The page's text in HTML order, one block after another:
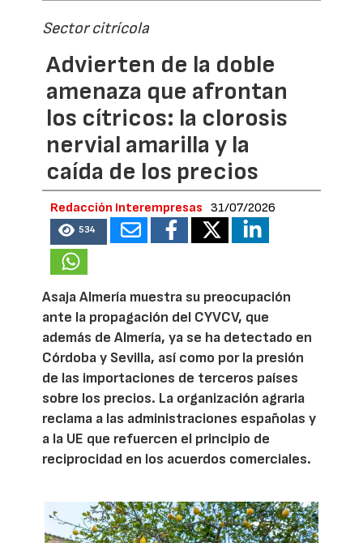
Sector citrícola
Advierten de la doble
amenaza que afrontan
los cítricos: la clorosis
nervial amarilla y la
caída de los precios
Redacción Interempresas 31/07/2026
534
Asaja Almería muestra su preocupación
ante la propagación del CYVCV, que
además de Almería, ya se ha detectado en
Córdoba y Sevilla, así como por la presión
de las importaciones de terceros países
sobre los precios. La organización agraria
reclama a las administraciones españolas y
a la UE que refuercen el principio de
reciprocidad en los acuerdos comerciales.